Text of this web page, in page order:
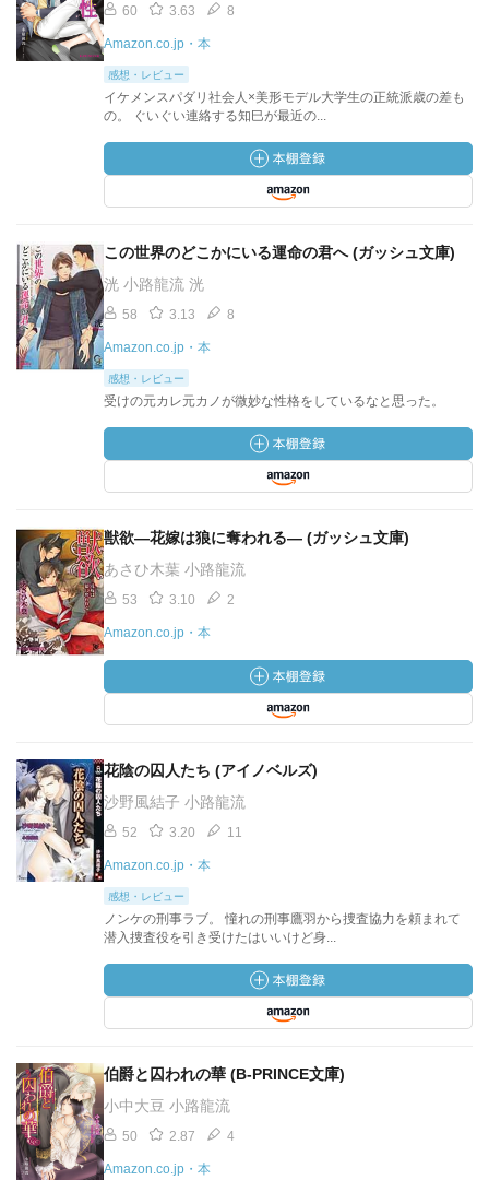
60 3.63 8
Amazon.co.jp・本
感想・レビュー
イケメンスパダリ社会人×美形モデル大学生の正統派歳の差も
の。 ぐいぐい連絡する知巳が最近の...
この世界のどこかにいる運命の君へ (ガッシュ文庫)
洸 小路龍流 洸
58 3.13 8
Amazon.co.jp・本
感想・レビュー
受けの元カレ元カノが微妙な性格をしているなと思った。
獣欲―花嫁は狼に奪われる― (ガッシュ文庫)
あさひ木葉 小路龍流
53 3.10 2
Amazon.co.jp・本
花陰の囚人たち (アイノベルズ)
沙野風結子 小路龍流
52 3.20 11
Amazon.co.jp・本
感想・レビュー
ノンケの刑事ラブ。 憧れの刑事鷹羽から捜査協力を頼まれて
潜入捜査役を引き受けたはいいけど身...
伯爵と囚われの華 (B‐PRINCE文庫)
小中大豆 小路龍流
50 2.87 4
Amazon.co.jp・本